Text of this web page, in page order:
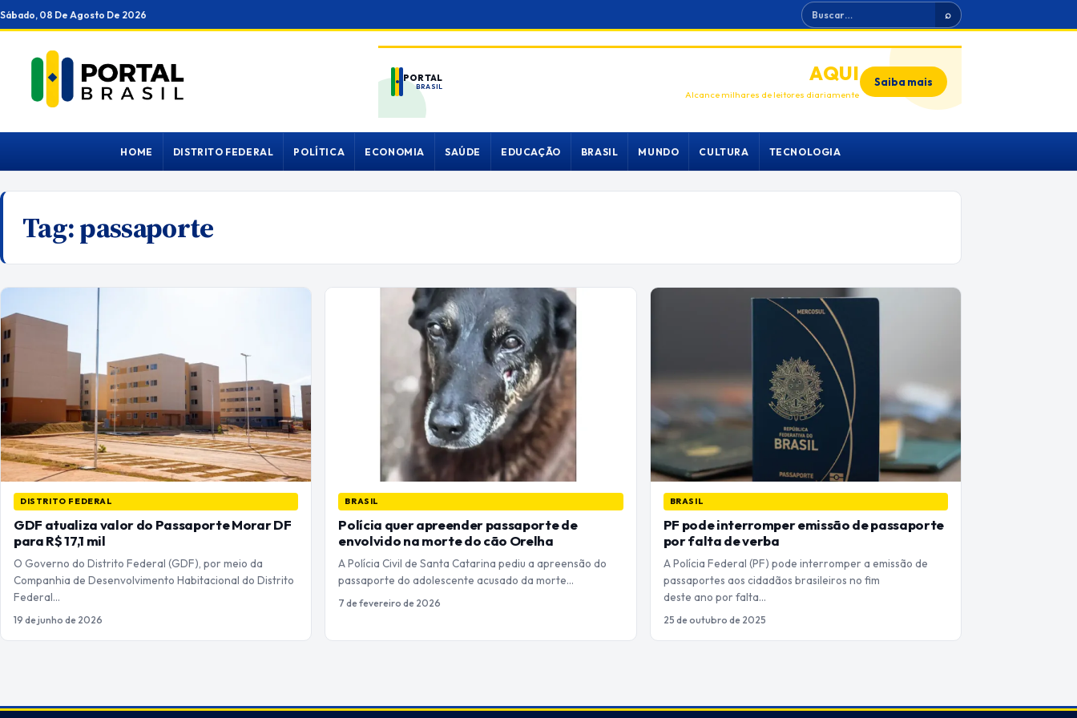
Ir
para
conteúdo
Sábado, 08 De Agosto De 2026 Buscar ⌕
PORTAL
BRASIL
ANUNCIEAQUI
Alcance milhares de leitores diariamente
Saiba mais
HOME DISTRITO FEDERAL POLÍTICA ECONOMIA SAÚDE EDUCAÇÃO BRASIL MUNDO CULTURA TECNOLOGIA
Tag:passaporte
DISTRITO FEDERAL
GDF atualiza valor do Passaporte Morar DF
para R$ 17,1 mil
O Governo do Distrito Federal (GDF), por meio da
Companhia de Desenvolvimento Habitacional do Distrito
Federal…
19 de junho de 2026
BRASIL
Polícia quer apreender passaporte de
envolvido na morte do cão Orelha
A Polícia Civil de Santa Catarina pediu a apreensão do
passaporte do adolescente acusado da morte…
7 de fevereiro de 2026
BRASIL
PF pode interromper emissão de passaporte
por falta de verba
A Polícia Federal (PF) pode interromper a emissão de
passaportes aos cidadãos brasileiros no fim
deste ano por falta…
25 de outubro de 2025